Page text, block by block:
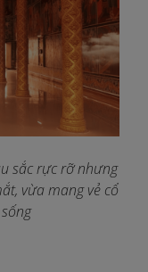
sắc rực rỡ nhưng
vừa mang vẻ cổ